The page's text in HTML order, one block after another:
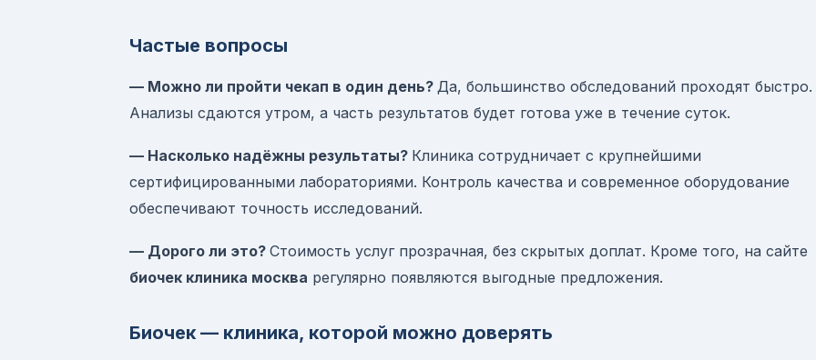
Частые вопросы
— Можно ли пройти чекап в один день? Да, большинство обследований проходят быстро.
Анализы сдаются утром, а часть результатов будет готова уже в течение суток.
— Насколько надёжны результаты? Клиника сотрудничает с крупнейшими
сертифицированными лабораториями. Контроль качества и современное оборудование
обеспечивают точность исследований.
— Дорого ли это? Стоимость услуг прозрачная, без скрытых доплат. Кроме того, на сайте
биочек клиника москва регулярно появляются выгодные предложения.
Биочек — клиника, которой можно доверять